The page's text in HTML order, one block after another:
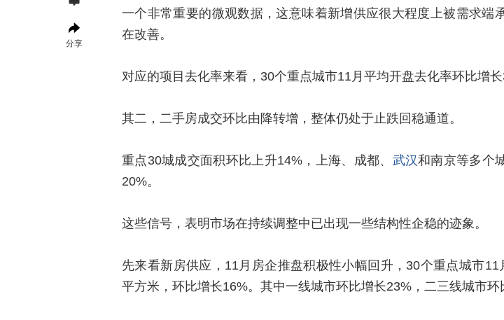
分享
一个非常重要的微观数据，这意味着新增供应很大程度上被需求端
在改善。
对应的项目去化率来看，30个重点城市11月平均开盘去化率环比增长
其二，二手房成交环比由降转增，整体仍处于止跌回稳通道。
重点30城成交面积环比上升14%，上海、成都、 武汉和南京等多个
20%。
这些信号，表明市场在持续调整中已出现一些结构性企稳的迹象。
先来看新房供应，11月房企推盘积极性小幅回升，30个重点城市
平方米，环比增长16%。其中一线城市环比增长23%，二三线城市环